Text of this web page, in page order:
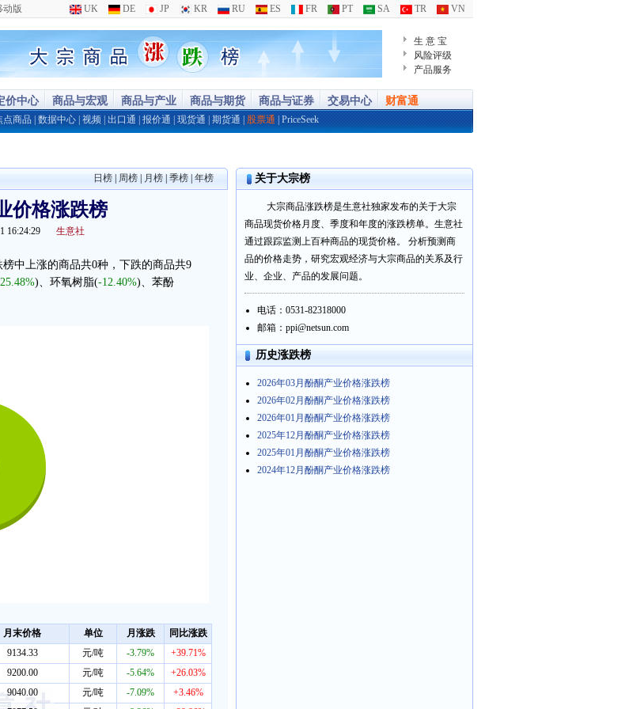
动版 UK DE JP KR RU ES FR PT SA TR VN
生 意 宝
风险评级
产品服务
价中心 商品与宏观 商品与产业 商品与期货 商品与证券 交易中心 财富通
点商品 数据中心 视频 出口通 报价通 现货通 期货通 股票通 PriceSeek
日榜 周榜 月榜 季榜 年榜
价格涨跌榜
16:24:29 生意社
中上涨的商品共0种，下跌的商品共9
)、环氧树脂(-12.40%)、苯酚
月末价格 单位 月涨跌
同比涨跌
9134.33 元/吨 -3.79%
+39.71%
9200.00 元/吨 -5.64%
+26.03%
9040.00 元/吨 -7.09%
+3.46%
关于大宗榜
大宗商品涨跌榜是生意社独家发布的关于大宗
商品现货价格月度、季度和年度的涨跌榜单。生意社
通过跟踪监测上百种商品的现货价格。 分析预测商
品的价格走势，研究宏观经济与大宗商品的关系及行
业、企业、产品的发展问题。
电话：0531-82318000
邮箱：ppi@netsun.com
历史涨跌榜
2026年03月酚酮产业价格涨跌榜
2026年02月酚酮产业价格涨跌榜
2026年01月酚酮产业价格涨跌榜
2025年12月酚酮产业价格涨跌榜
2025年01月酚酮产业价格涨跌榜
2024年12月酚酮产业价格涨跌榜